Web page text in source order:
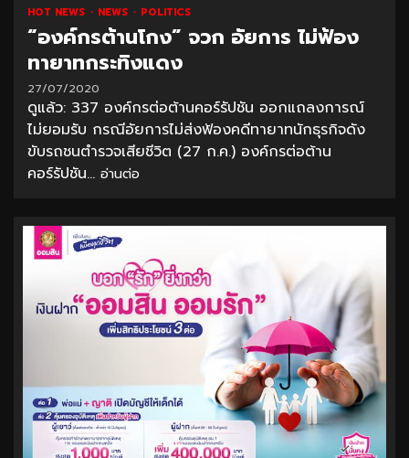
HOT NEWS NEWS POLITICS
“องค์กรต้านโกง” จวก อัยการ ไม่ฟ้อง
ทายาทกระทิงแดง
27/07/2020
ดูแล้ว: 337 องค์กรต่อต้านคอร์รัปชัน ออกแถลงการณ์
ไม่ยอมรับ กรณีอัยการไม่ส่งฟ้องคดีทายาทนักธุรกิจดัง
ขับรถชนตำรวจเสียชีวิต (27 ก.ค.) องค์กรต่อต้าน
คอร์รัปชัน... อ่านต่อ